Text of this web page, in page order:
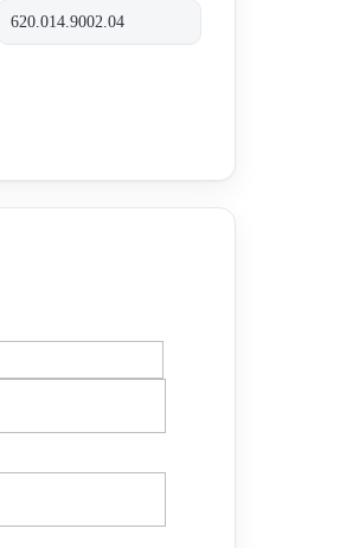
620.014.9002.04